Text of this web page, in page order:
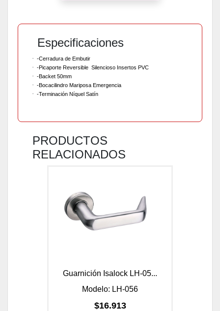
Especificaciones
· -Cerradura de Embutir
· -Picaporte Reversible Silencioso Insertos PVC
· -Backet 50mm
· -Bocacilindro Mariposa Emergencia
· -Terminación Níquel Satín
PRODUCTOS
RELACIONADOS
Guarnición Isalock LH-05...
Modelo: LH-056
$16.913